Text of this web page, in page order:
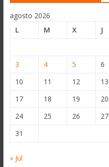
agosto 2026
L
M X J
3
4 5 6
10
11 12 13
17
18 19 20
24
25 26 27
31
« Jul